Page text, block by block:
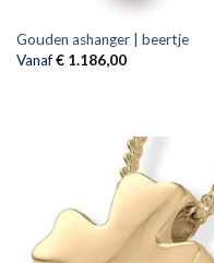
Gouden ashanger | beertje
Vanaf€1.186,00